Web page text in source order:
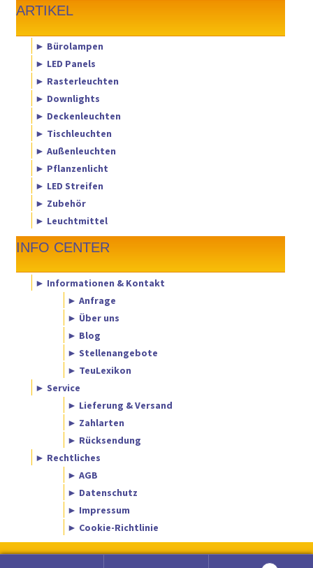
ARTIKEL
► Bürolampen
► LED Panels
► Rasterleuchten
► Downlights
► Deckenleuchten
► Tischleuchten
► Außenleuchten
► Pflanzenlicht
► LED Streifen
► Zubehör
► Leuchtmittel
INFO CENTER
► Informationen & Kontakt
► Anfrage
► Über uns
► Blog
► Stellenangebote
► TeuLexikon
► Service
► Lieferung & Versand
► Zahlarten
► Rücksendung
► Rechtliches
► AGB
► Datenschutz
► Impressum
► Cookie-Richtlinie